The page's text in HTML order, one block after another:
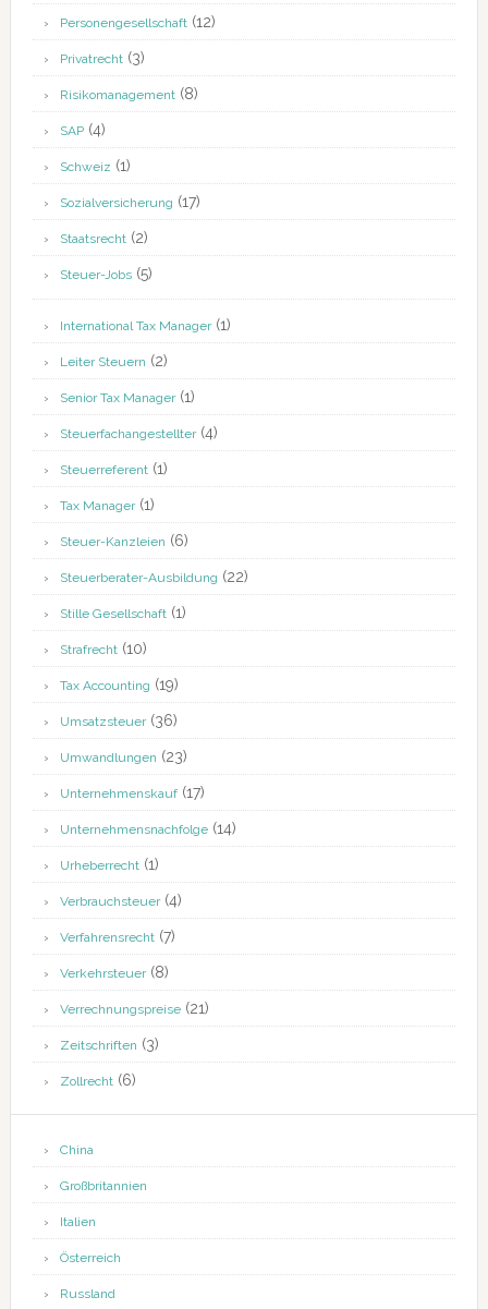
Personengesellschaft(12)
Privatrecht(3)
Risikomanagement(8)
SAP(4)
Schweiz (1)
Sozialversicherung (17)
Staatsrecht(2)
Steuer-Jobs(5)
International Tax Manager(1)
Leiter Steuern (2)
Senior Tax Manager(1)
Steuerfachangestellter(4)
Steuerreferent(1)
Tax Manager(1)
Steuer-Kanzleien (6)
Steuerberater-Ausbildung (22)
Stille Gesellschaft(1)
Strafrecht(10)
Tax Accounting (19)
Umsatzsteuer(36)
Umwandlungen (23)
Unternehmenskauf(17)
Unternehmensnachfolge(14)
Urheberrecht(1)
Verbrauchsteuer(4)
Verfahrensrecht(7)
Verkehrsteuer(8)
Verrechnungspreise(21)
Zeitschriften (3)
Zollrecht(6)
China
Großbritannien
Italien
Österreich
Russland